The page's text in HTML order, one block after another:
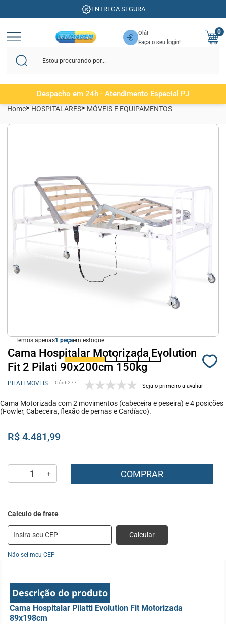
ENTREGA SEGURA
Olá!
Faça o seu login!
0
Despacho em 24h - Atendimento Especial PJ
Home HOSPITALARES MÓVEIS E EQUIPAMENTOS
Temos apenas1 em estoque
Cama Hospitalar Motorizada Evolution
Fit 2 Pilati 90x200cm 150kg
PILATI MOVEIS 6277 Seja o primeiro a avaliar
Cama Motorizada com 2 movimentos (cabeceira e peseira) e 4 posições
(Fowler, Cabeceira, flexão de pernas e Cardíaco).
R$ 4.481,99
- + COMPRAR
Calcular
Não sei meu CEP
Descrição do produto
Cama Hospitalar Pilatti Evolution Fit Motorizada
89x198cm